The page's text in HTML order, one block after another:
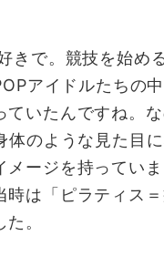
きで。競技を始め
アイドルたちの
ていたんですね。
体のような見た目
メージを持っていま
時は「ピラティス
。